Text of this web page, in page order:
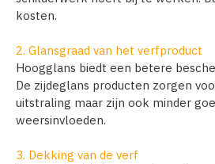
kosten.
2. Glansgraad van het verfproduct
Hoogglans biedt een betere
De zijdeglans producten zorgen
uitstraling maar zijn ook minder
weersinvloeden.
3. Dekking van de verf